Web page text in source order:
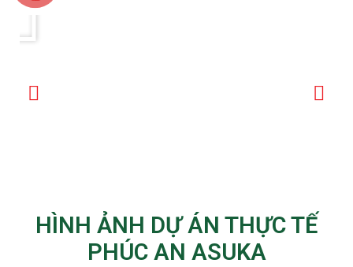
HÌNH ẢNH DỰ ÁN THỰC TẾ
PHÚC AN ASUKA